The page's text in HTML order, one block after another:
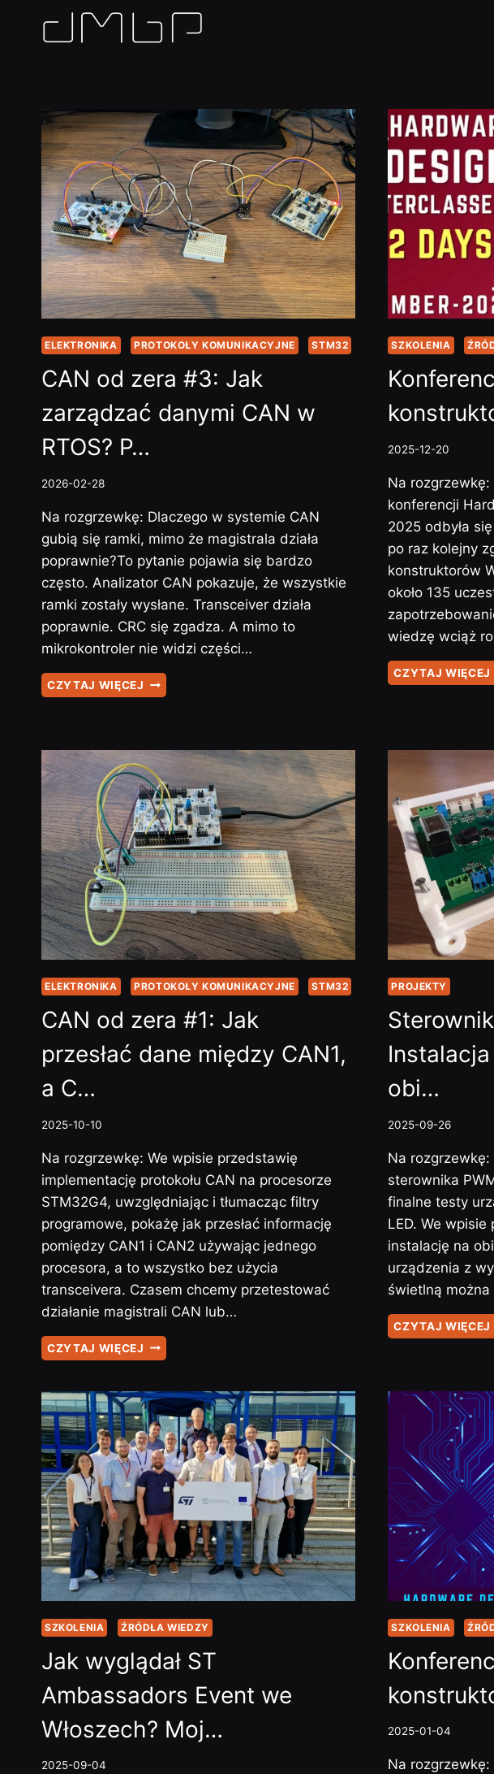
ELEKTRONIKA PROTOKOŁY KOMUNIKACYJNE STM32
CAN od zera #3: Jak
zarządzać danymi CAN w
RTOS? P…
2026-02-28
Na rozgrzewkę: Dlaczego w systemie CAN
gubią się ramki, mimo że magistrala działa
poprawnie?To pytanie pojawia się bardzo
często. Analizator CAN pokazuje, że wszystkie
ramki zostały wysłane. Transceiver działa
poprawnie. CRC się zgadza. A mimo to
mikrokontroler nie widzi części…
CZYTAJ WIĘCEJ CAN
OD
JAK
ZARZĄDZAĆ
DANYMI
CAN
W
RTOS?
P…
SZKOLENIA
2025-12-20
Na
konferencji
2025 odbyła
po raz kolejny
konstruktorów
około 135
wiedzę wciąż
CZYTAJ WIĘCEJ
ELEKTRONIKA PROTOKOŁY KOMUNIKACYJNE STM32
CAN od zera #1: Jak
przesłać dane między CAN1,
a C…
2025-10-10
Na rozgrzewkę: We wpisie przedstawię
implementację protokołu CAN na procesorze
STM32G4, uwzględniając i tłumacząc filtry
programowe, pokażę jak przesłać informację
pomiędzy CAN1 i CAN2 używając jednego
procesora, a to wszystko bez użycia
transceivera. Czasem chcemy przetestować
działanie magistrali CAN lub…
CZYTAJ WIĘCEJ CAN
OD
#1:
JAK
PRZESŁAĆ
DANE
MIĘDZY
CAN1,
A
C…
PROJEKTY
obi…
2025-09-26
Na
sterownika
finalne testy
LED. We
instalację na
urządzenia z
świetlną
CZYTAJ WIĘCEJ
SZKOLENIA ŹRÓDŁA WIEDZY
Jak wyglądał ST
Ambassadors Event we
Włoszech? Moj…
2025-09-04
SZKOLENIA
2025-01-04
Na